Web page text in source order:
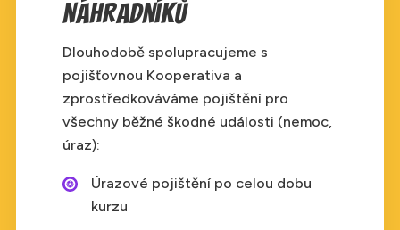
náhradníků
Dlouhodobě spolupracujeme s
pojišťovnou Kooperativa a
zprostředkováváme pojištění pro
všechny běžné škodné události (nemoc,
úraz):
Úrazové pojištění po celou dobu
kurzu